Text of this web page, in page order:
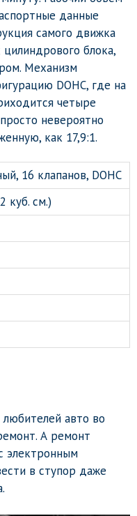
данные
самого движка
блока,
Механизм
DOHC, где на
четыре
невероятно
как 17,9:1.
16 клапанов, DOHC
куб. см.)
авто во
А ремонт
электронным
в ступор даже